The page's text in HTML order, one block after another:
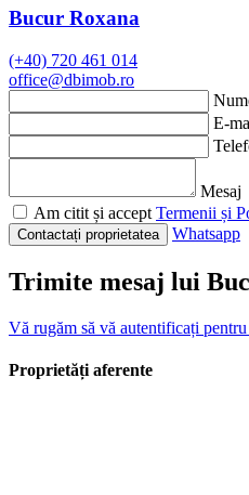
Bucur Roxana
(+40) 720 461 014
office@dbimob.ro
E-
Mesaj
Am citit și accept Termenii și
Contactați proprietatea Whatsapp
Trimite mesaj lui
Vă rugăm să vă autentificați
Proprietăți aferente